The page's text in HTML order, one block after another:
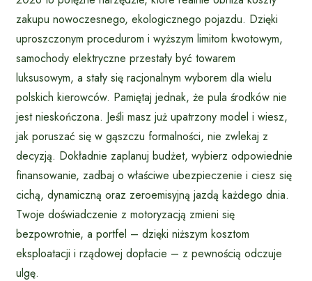
zakupu nowoczesnego, ekologicznego pojazdu. Dzięki
uproszczonym procedurom i wyższym limitom kwotowym,
samochody elektryczne przestały być towarem
luksusowym, a stały się racjonalnym wyborem dla wielu
polskich kierowców. Pamiętaj jednak, że pula środków nie
jest nieskończona. Jeśli masz już upatrzony model i wiesz,
jak poruszać się w gąszczu formalności, nie zwlekaj z
decyzją. Dokładnie zaplanuj budżet, wybierz odpowiednie
finansowanie, zadbaj o właściwe ubezpieczenie i ciesz się
cichą, dynamiczną oraz zeroemisyjną jazdą każdego dnia.
Twoje doświadczenie z motoryzacją zmieni się
bezpowrotnie, a portfel – dzięki niższym kosztom
eksploatacji i rządowej dopłacie – z pewnością odczuje
ulgę.